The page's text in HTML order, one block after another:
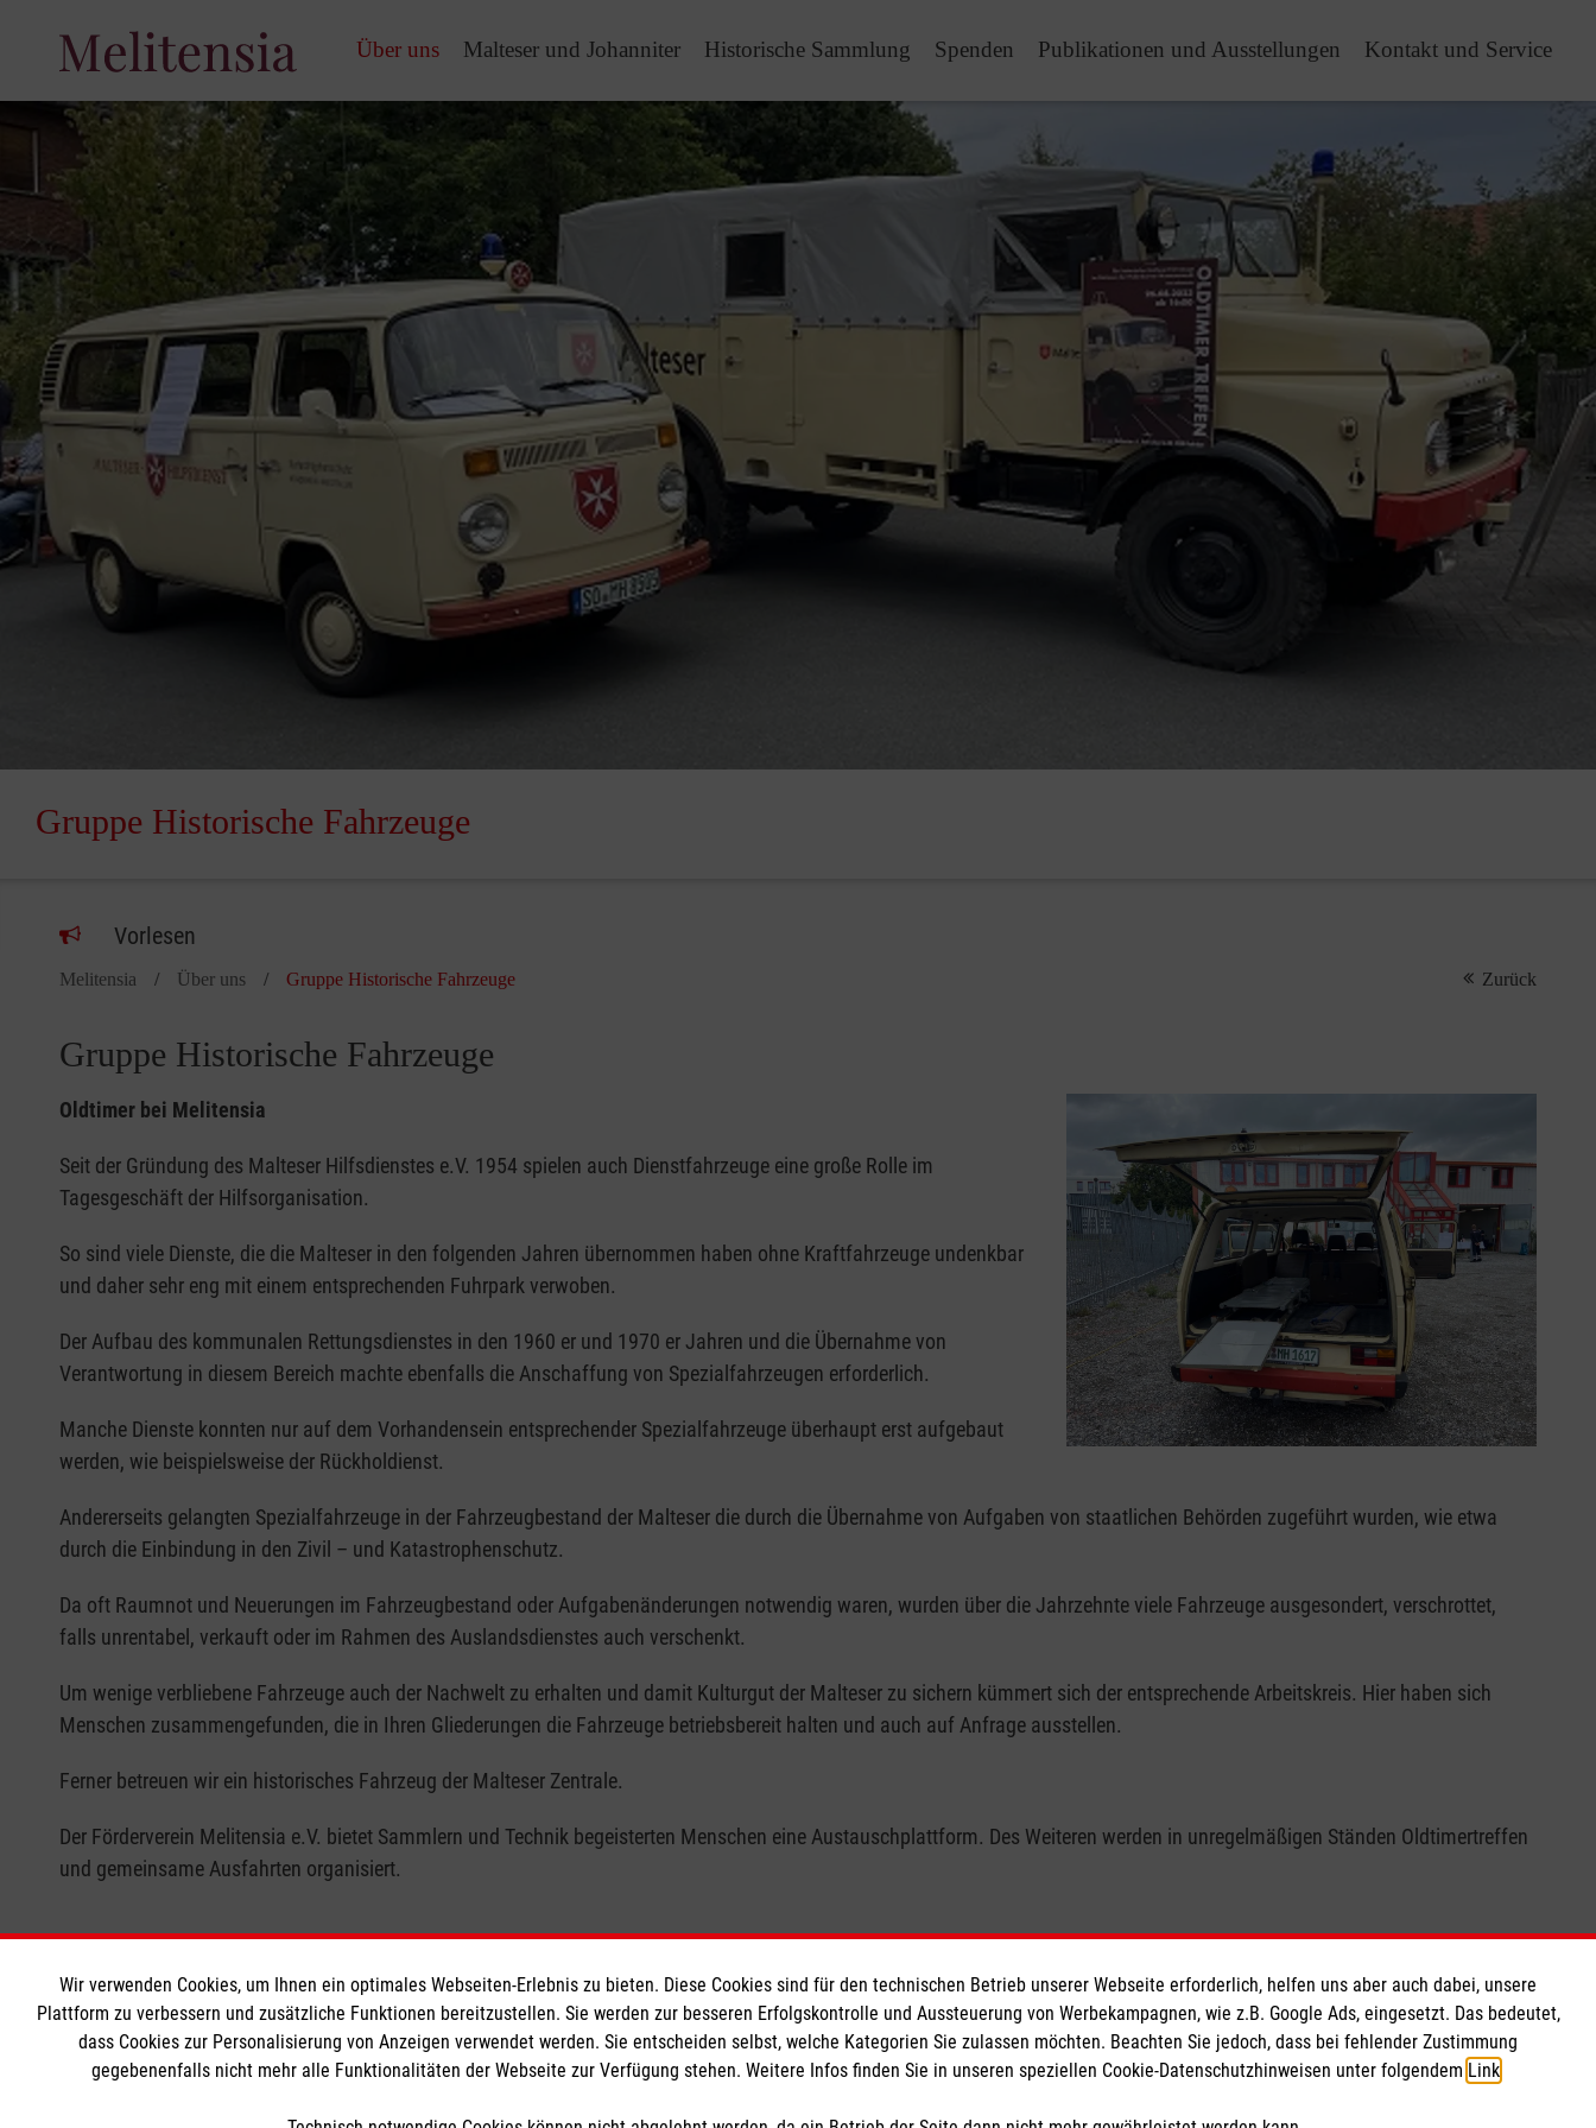
Über uns Malteser und Johanniter Historische Sammlung Spenden Publikationen und Ausstellungen Kontakt und Service
Gruppe Historische Fahrzeuge
Vorlesen
Melitensia Über uns Gruppe Historische Fahrzeuge Zurück
Gruppe Historische Fahrzeuge
Oldtimer bei Melitensia
Seit der Gründung des Malteser Hilfsdienstes e.V. 1954 spielen auch Dienstfahrzeuge eine große Rolle im
Tagesgeschäft der Hilfsorganisation.
So sind viele Dienste, die die Malteser in den folgenden Jahren übernommen haben ohne Kraftfahrzeuge undenkbar
und daher sehr eng mit einem entsprechenden Fuhrpark verwoben.
Der Aufbau des kommunalen Rettungsdienstes in den 1960 er und 1970 er Jahren und die Übernahme von
Verantwortung in diesem Bereich machte ebenfalls die Anschaffung von Spezialfahrzeugen erforderlich.
Manche Dienste konnten nur auf dem Vorhandensein entsprechender Spezialfahrzeuge überhaupt erst aufgebaut
werden, wie beispielsweise der Rückholdienst.
Andererseits gelangten Spezialfahrzeuge in der Fahrzeugbestand der Malteser die durch die Übernahme von Aufgaben von staatlichen Behörden zugeführt wurden, wie etwa
durch die Einbindung in den Zivil – und Katastrophenschutz.
Da oft Raumnot und Neuerungen im Fahrzeugbestand oder Aufgabenänderungen notwendig waren, wurden über die Jahrzehnte viele Fahrzeuge ausgesondert, verschrottet,
falls unrentabel, verkauft oder im Rahmen des Auslandsdienstes auch verschenkt.
Um wenige verbliebene Fahrzeuge auch der Nachwelt zu erhalten und damit Kulturgut der Malteser zu sichern kümmert sich der entsprechende Arbeitskreis. Hier haben sich
Menschen zusammengefunden, die in Ihren Gliederungen die Fahrzeuge betriebsbereit halten und auch auf Anfrage ausstellen.
Ferner betreuen wir ein historisches Fahrzeug der Malteser Zentrale.
Der Förderverein Melitensia e.V. bietet Sammlern und Technik begeisterten Menschen eine Austauschplattform. Des Weiteren werden in unregelmäßigen Ständen Oldtimertreffen
und gemeinsame Ausfahrten organisiert.
Wir verwenden Cookies, um Ihnen ein optimales Webseiten-Erlebnis zu bieten. Diese Cookies sind für den technischen Betrieb unserer Webseite erforderlich, helfen uns aber auch dabei, unsere
Plattform zu verbessern und zusätzliche Funktionen bereitzustellen. Sie werden zur besseren Erfolgskontrolle und Aussteuerung von Werbekampagnen, wie z.B. Google Ads, eingesetzt. Das bedeutet,
dass Cookies zur Personalisierung von Anzeigen verwendet werden. Sie entscheiden selbst, welche Kategorien Sie zulassen möchten. Beachten Sie jedoch, dass bei fehlender Zustimmung
gegebenenfalls nicht mehr alle Funktionalitäten der Webseite zur Verfügung stehen. Weitere Infos finden Sie in unseren speziellen Cookie-Datenschutzhinweisen unter folgendem Link